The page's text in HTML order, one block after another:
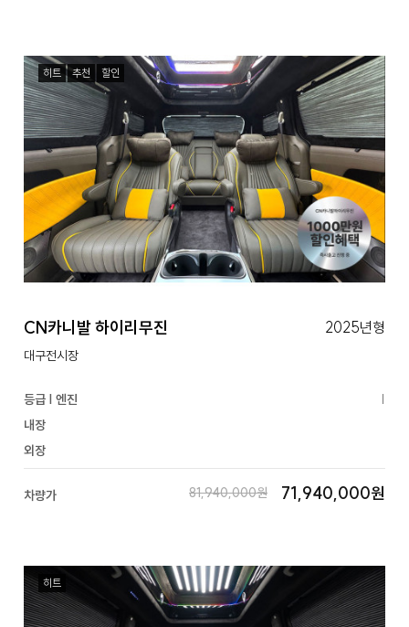
히트 추천 할인
CN카니발 하이리무진 2025년형
대구전시장
등급 | 엔진
|
내장
외장
차량가 81,940,000원 71,940,000원
히트